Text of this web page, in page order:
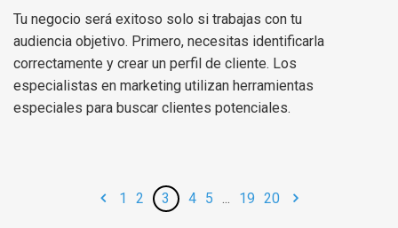
Tu negocio será exitoso solo si trabajas con tu
audiencia objetivo. Primero, necesitas identificarla
correctamente y crear un perfil de cliente. Los
especialistas en marketing utilizan herramientas
especiales para buscar clientes potenciales.
1 2 3 4 5 ... 19 20